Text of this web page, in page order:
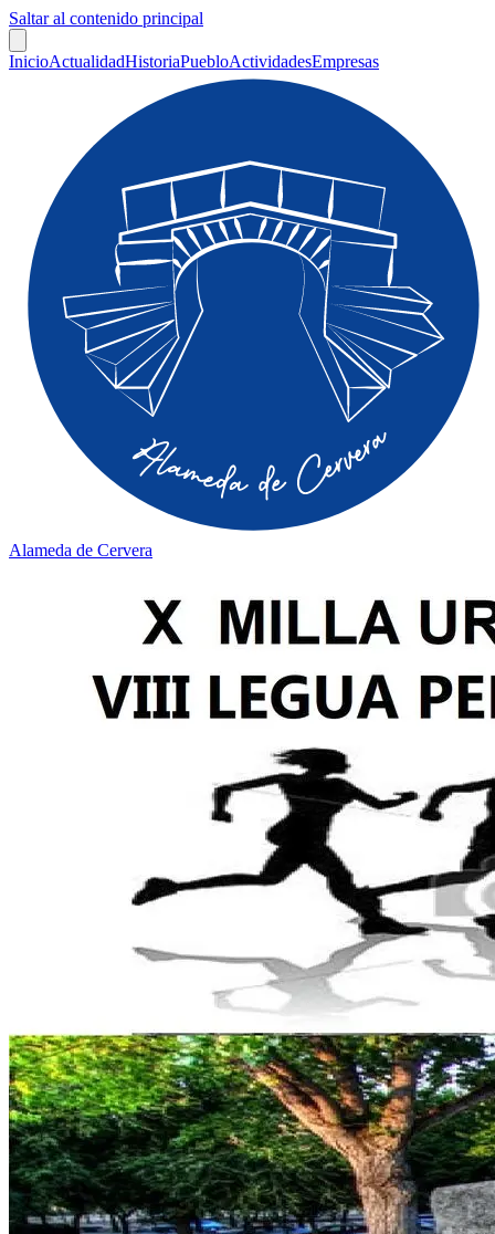
Saltar al contenido principal
InicioActualidadHistoriaPuebloActividadesEmpresas
Alameda de Cervera